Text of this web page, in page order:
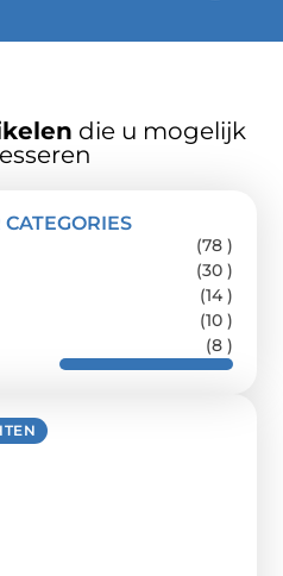
die u mogelijk
(78 )
(30 )
(14 )
(10 )
(8 )